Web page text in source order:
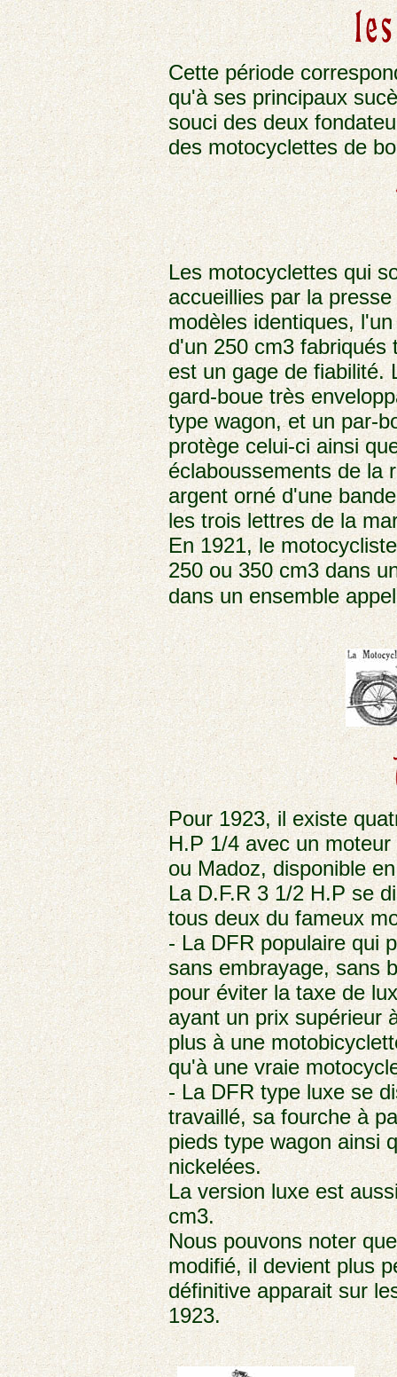
Cette période
qu'à ses principaux
souci des deux
des motocyclettes de
Les motocyclettes qui
accueillies par la
modèles identiques,
d'un 250 cm3 fabriqués
est un gage de fiabilité.
gard-boue très
type wagon, et un par-
protège celui-ci ainsi
éclaboussements de la
argent orné d'une
les trois lettres de la
En 1921, le
250 ou 350 cm3 dans
dans un ensemble
Pour 1923, il existe
H.P 1/4 avec un
ou Madoz, disponible
La D.F.R 3 1/2 H.P se
tous deux du fameux
- La DFR populaire qui
sans embrayage, sans
pour éviter la taxe de
ayant un prix supérieur
plus à une
qu'à une vraie
- La DFR type luxe se
travaillé, sa fourche à
pieds type wagon ainsi
nickelées.
La version luxe est
cm3.
Nous pouvons noter
modifié, il devient plus
définitive apparait sur
1923.